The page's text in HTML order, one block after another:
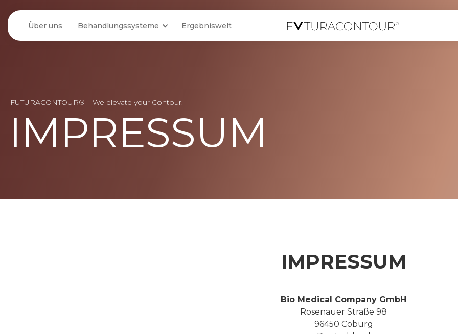
Über uns Behandlungssysteme
01
Mit unserem kontaktlosen Flow Gerät bringen wir 6 ml
mit sofort sichtbaren Ergebnissen für begeisterte
Ergebniswelt
FUTURACONTOUR® – We elevate your Contour.
IMPRESSUM
IMPRESSUM
Bio Medical Company GmbH
Rosenauer Straße 98
96450 Coburg